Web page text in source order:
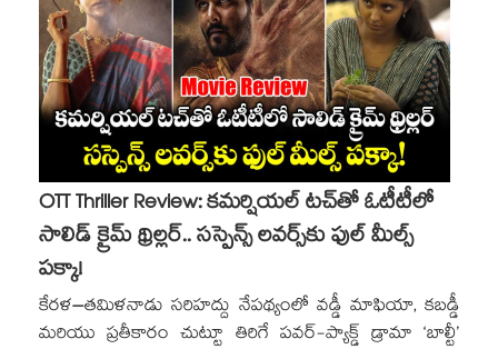
OTT Thriller Review: కమర్షియల్ టచ్‌తో ఓటీటీలో
సాలిడ్ క్రైమ్ థ్రిల్లర్.. సస్పెన్స్ లవర్స్⁬కు ఫుల్ మీల్స్
పక్కా!
కేరళ–తమిళనాడు సరిహద్దు నేపథ్యంలో వడ్డీ మాఫియా, కబడ్డీ
మరియు ప్రతీకారం చుట్టూ తిరిగే పవర్-ప్యాక్డ్ డ్రామా ‘బాల్టీ’